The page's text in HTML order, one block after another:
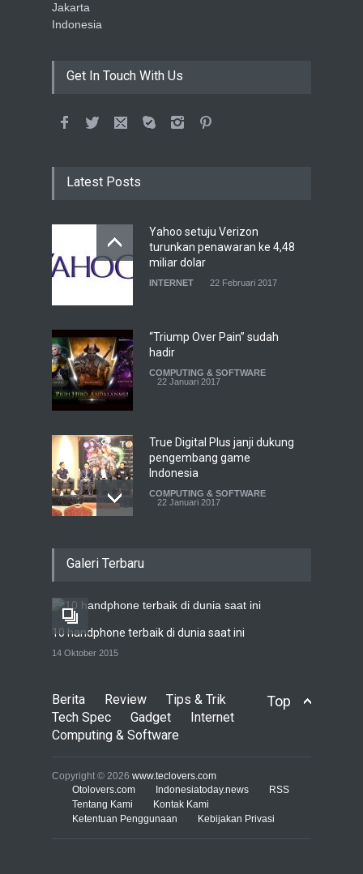
Jakarta
Indonesia
Get In Touch With Us
Latest Posts
Yahoo setuju Verizon
turunkan penawaran ke 4,48
miliar dolar
INTERNET 22 Februari 2017
“Triump Over Pain” sudah
hadir
COMPUTING & SOFTWARE
22 Januari 2017
True Digital Plus janji dukung
pengembang game
Indonesia
COMPUTING & SOFTWARE
22 Januari 2017
COMPUTING & SOFTWARE
22 Januari 2017
TECH SPEC 8 Januari 2017
serangan siber 2017 kian
gencar
COMPUTING & SOFTWARE
7 Januari 2017
Galeri Terbaru
10 handphone terbaik di dunia saat ini
14 Oktober 2015
Top
Berita Review
Tips & Trik
Tech Spec
Gadget
Internet
Computing & Software
Copyright © 2026 www.teclovers.com
Otolovers.com
Indonesiatoday.news
RSS
Tentang Kami
Kontak Kami
Ketentuan Penggunaan
Kebijakan Privasi